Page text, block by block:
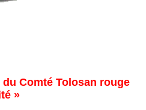
du Comté Tolosan rouge
»